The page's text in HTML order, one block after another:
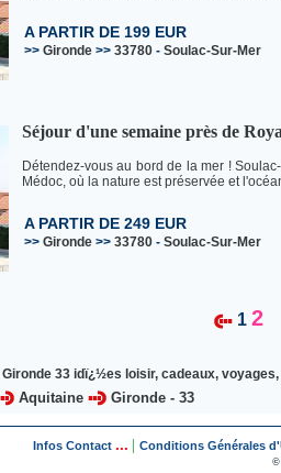
A PARTIR DE 199 EUR
>> Gironde >> 33780 - Soulac-Sur-Mer
Séjour d'une semaine près de
Détendez-vous au bord de la mer !
Médoc, où la nature est préservée et
A PARTIR DE 249 EUR
>> Gironde >> 33780 - Soulac-Sur-Mer
1 2
Gironde 33 idï¿½es loisir, cadeaux, voyages,
Aquitaine Gironde - 33
Infos Contact ... Conditions Générales
©